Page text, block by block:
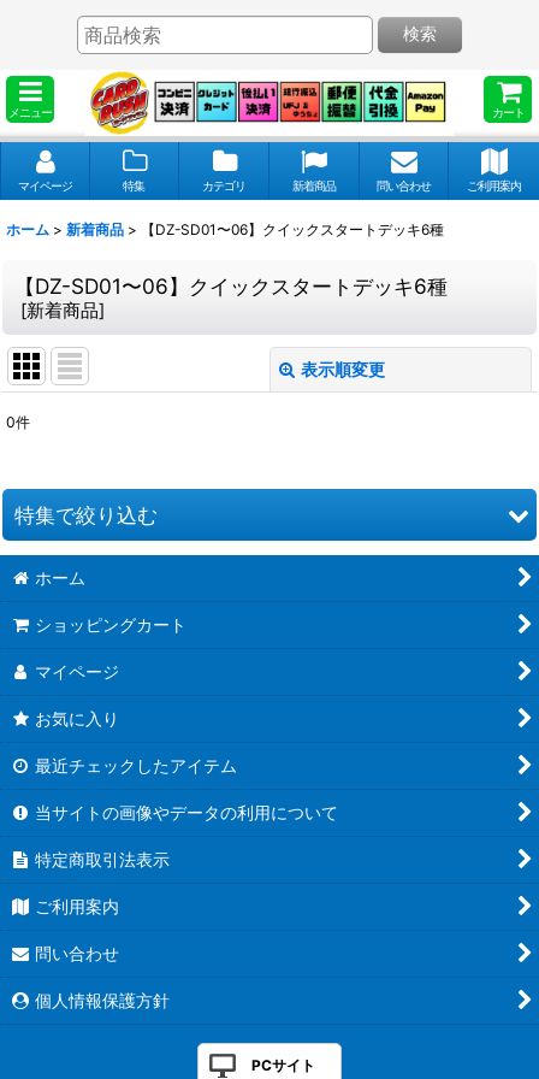
メニュー カート
検索
マイページ 特集 カテゴリ 新着商品 問い合わせ ご利用案内
ホーム > 新着商品 > 【DZ-SD01〜06】クイックスタートデッキ6種
【DZ-SD01〜06】クイックスタートデッキ6種
[新着商品]
表示順変更
並び順 :
0件
特集で絞り込む
幻真覚醒
フューチャーカード バディファイト ディザスターフォース
虚影襲雷
伝説の先導者達
赫月ノ使者
ぶっちぎりスタートデッキ 聖域の光剣士＆帝国の暴竜
幻真星戦
ホーム
ショッピングカート
マイページ
お気に入り
最近チェックしたアイテム
当サイトの画像やデータの利用について
特定商取引法表示
ご利用案内
問い合わせ
個人情報保護方針
PCサイト